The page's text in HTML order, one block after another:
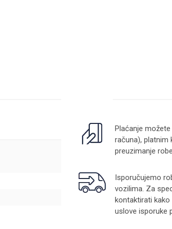
Plaćanje
računa), platnim
preuzimanje
Isporučujemo
vozilima. Za
kontaktirati kako
uslove isporuke